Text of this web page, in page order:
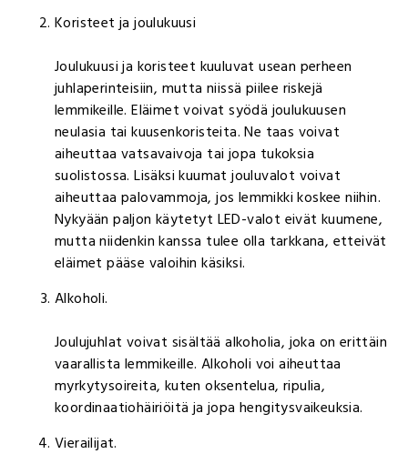
Koristeet ja joulukuusi
Joulukuusi ja koristeet kuuluvat usean perheen
juhlaperinteisiin, mutta niissä piilee riskejä
lemmikeille. Eläimet voivat syödä joulukuusen
neulasia tai kuusenkoristeita. Ne taas voivat
aiheuttaa vatsavaivoja tai jopa tukoksia
suolistossa. Lisäksi kuumat jouluvalot voivat
aiheuttaa palovammoja, jos lemmikki koskee niihin.
Nykyään paljon käytetyt LED-valot eivät kuumene,
mutta niidenkin kanssa tulee olla tarkkana, etteivät
eläimet pääse valoihin käsiksi.
Alkoholi.
Joulujuhlat voivat sisältää alkoholia, joka on erittäin
vaarallista lemmikeille. Alkoholi voi aiheuttaa
myrkytysoireita, kuten oksentelua, ripulia,
koordinaatiohäiriöitä ja jopa hengitysvaikeuksia.
Vierailijat.